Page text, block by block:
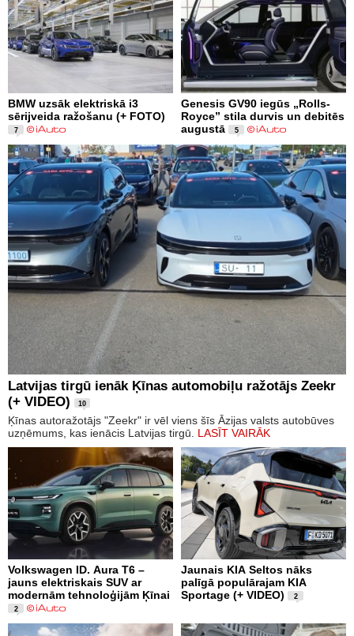
BMW uzsāk elektriskā i3
sērijveida ražošanu (+ FOTO)
7
Genesis GV90 iegūs „Rolls-
Royce” stila durvis un debitēs
augustā
5
Latvijas tirgū ienāk Ķīnas automobiļu ražotājs Zeekr
(+ VIDEO)
10
Ķīnas autoražotājs "Zeekr" ir vēl viens šīs Āzijas valsts autobūves
uzņēmums, kas ienācis Latvijas tirgū. LASĪT VAIRĀK
Volkswagen ID. Aura T6 –
jauns elektriskais SUV ar
modernām tehnoloģijām Ķīnai
2
Jaunais KIA Seltos nāks
palīgā populārajam KIA
Sportage (+ VIDEO)
2